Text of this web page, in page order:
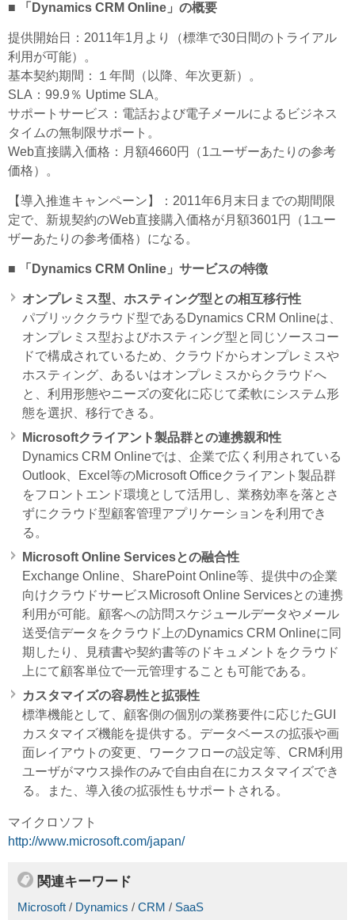
■ 「Dynamics CRM Online」の概要
提供開始日：2011年1月より（標準で30日間のトライアル
利用が可能）。
基本契約期間：１年間（以降、年次更新）。
SLA：99.9％ Uptime SLA。
サポートサービス：電話および電子メールによるビジネス
タイムの無制限サポート。
Web直接購入価格：月額4660円（1ユーザーあたりの参考
価格）。
【導入推進キャンペーン】：2011年6月末日までの期間限
定で、新規契約のWeb直接購入価格が月額3601円（1ユー
ザーあたりの参考価格）になる。
■ 「Dynamics CRM Online」サービスの特徴
オンプレミス型、ホスティング型との相互移行性
パブリッククラウド型であるDynamics CRM Onlineは、
オンプレミス型およびホスティング型と同じソースコー
ドで構成されているため、クラウドからオンプレミスや
ホスティング、あるいはオンプレミスからクラウドへ
と、利用形態やニーズの変化に応じて柔軟にシステム形
態を選択、移行できる。
Microsoftクライアント製品群との連携親和性
Dynamics CRM Onlineでは、企業で広く利用されている
Outlook、Excel等のMicrosoft Officeクライアント製品群
をフロントエンド環境として活用し、業務効率を落とさ
ずにクラウド型顧客管理アプリケーションを利用でき
る。
Microsoft Online Servicesとの融合性
Exchange Online、SharePoint Online等、提供中の企業
向けクラウドサービスMicrosoft Online Servicesとの連携
利用が可能。顧客への訪問スケジュールデータやメール
送受信データをクラウド上のDynamics CRM Onlineに同
期したり、見積書や契約書等のドキュメントをクラウド
上にて顧客単位で一元管理することも可能である。
カスタマイズの容易性と拡張性
標準機能として、顧客側の個別の業務要件に応じたGUI
カスタマイズ機能を提供する。データベースの拡張や画
面レイアウトの変更、ワークフローの設定等、CRM利用
ユーザがマウス操作のみで自由自在にカスタマイズでき
る。また、導入後の拡張性もサポートされる。
マイクロソフト
http://www.microsoft.com/japan/
関連キーワード
Microsoft / Dynamics / CRM / SaaS